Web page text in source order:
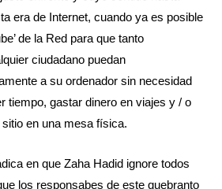
era de Internet, cuando ya es posible
de la Red para que tanto
ciudadano puedan
a su ordenador sin necesidad
tiempo, gastar dinero en viajes y / o
en una mesa física.
en que Zaha Hadid ignore todos
los responsabes de este quebranto